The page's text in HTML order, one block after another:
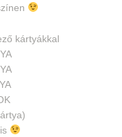
kártyákkal